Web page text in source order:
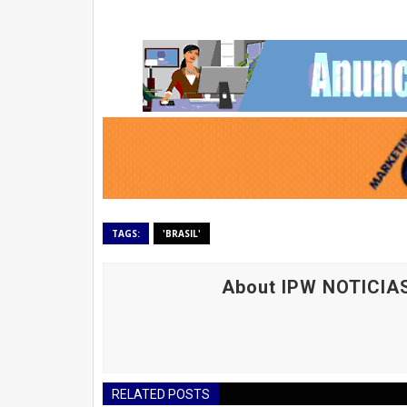
TAGS: 'BRASIL'
About IPW
RELATED POSTS